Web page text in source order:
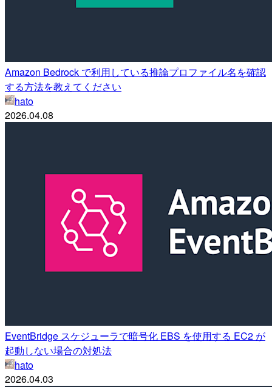
Amazon Bedrock で利用している推論プロファイル名を確認
する方法を教えてください
hato
2026.04.08
EventBridge スケジューラで暗号化 EBS を使用する EC2 が
起動しない場合の対処法
hato
2026.04.03